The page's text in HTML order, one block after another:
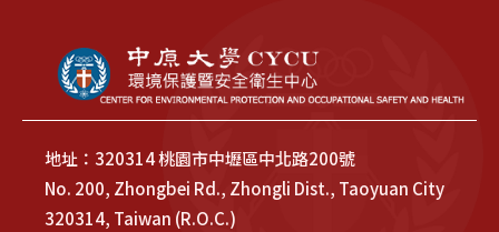
地址：320314 桃園市中壢區中北路200號
No. 200, Zhongbei Rd., Zhongli Dist., Taoyuan City
320314, Taiwan (R.O.C.)